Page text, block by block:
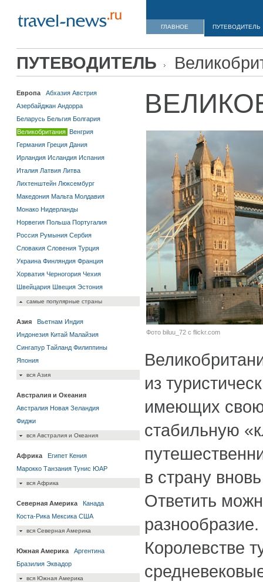
ГЛАВНОЕ ПУТЕВОДИТЕЛЬ
ПУТЕВОДИТЕЛЬ
Европа Абхазия Австрия
Азербайджан Андорра
Беларусь Бельгия Болгария
Великобритания Венгрия
Германия Греция Дания
Ирландия Исландия Испания
Италия Латвия Литва
Лихтенштейн Люксембург
Македония Мальта Молдавия
Монако Нидерланды
Норвегия Польша Португалия
Россия Румыния Сербия
Словакия Словения Турция
Украина Финляндия Франция
Хорватия Черногория Чехия
Швейцария Швеция Эстония
самые популярные страны
Азия Вьетнам Индия
Индонезия Китай Малайзия
Сингапур Тайланд Филиппины
Япония
вся Азия
Австралия и Океания
Австралия Новая Зеландия
Фиджи
вся Австралия и Океания
Африка Египет Кения
Марокко Танзания Тунис ЮАР
вся Африка
Северная Америка
Канада
Коста-Рика Мексика США
вся Северная Америка
Южная Америка
Аргентина
Бразилия Эквадор
вся Южная Америка
Фото biluu_72 с flickr.com
из
имеющих
стабильную
в страну
Ответить
Королевстве